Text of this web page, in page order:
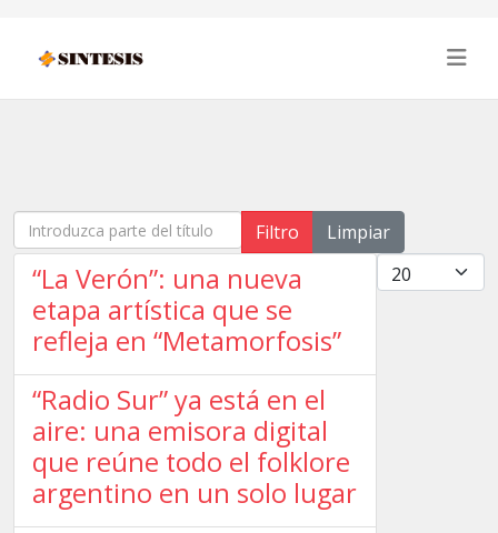
Introduzca parte del título Filtro
Limpiar
Cantidad
“La Verón”: una nueva
etapa artística que se
refleja en “Metamorfosis”
“Radio Sur” ya está en el
aire: una emisora digital
que reúne todo el folklore
argentino en un solo lugar